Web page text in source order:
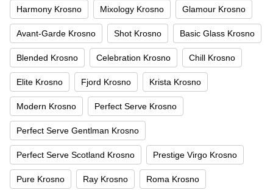
Harmony Krosno Mixology Krosno Glamour Krosno
Avant-Garde Krosno Shot Krosno Basic Glass Krosno
Blended Krosno Celebration Krosno Chill Krosno
Elite Krosno Fjord Krosno Krista Krosno
Modern Krosno Perfect Serve Krosno
Perfect Serve Gentlman Krosno
Perfect Serve Scotland Krosno Prestige Virgo Krosno
Pure Krosno Ray Krosno Roma Krosno